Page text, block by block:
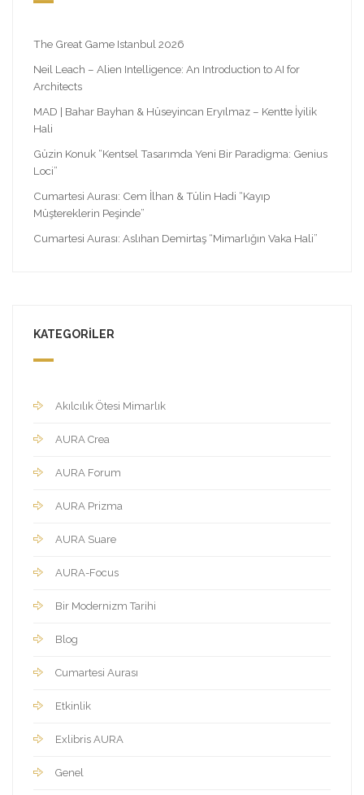
The Great Game Istanbul 2026
Neil Leach – Alien Intelligence: An Introduction to AI for
Architects
MAD | Bahar Bayhan & Hüseyincan Eryılmaz – Kentte İyilik
Hali
Güzin Konuk “Kentsel Tasarımda Yeni Bir Paradigma: Genius
Loci”
Cumartesi Aurası: Cem İlhan & Tülin Hadi “Kayıp
Müştereklerin Peşinde”
Cumartesi Aurası: Aslıhan Demirtaş “Mimarlığın Vaka Hali”
KATEGORILER
Akılcılık Ötesi Mimarlık
AURA Crea
AURA Forum
AURA Prizma
AURA Suare
AURA-Focus
Bir Modernizm Tarihi
Blog
Cumartesi Aurası
Etkinlik
Exlibris AURA
Genel